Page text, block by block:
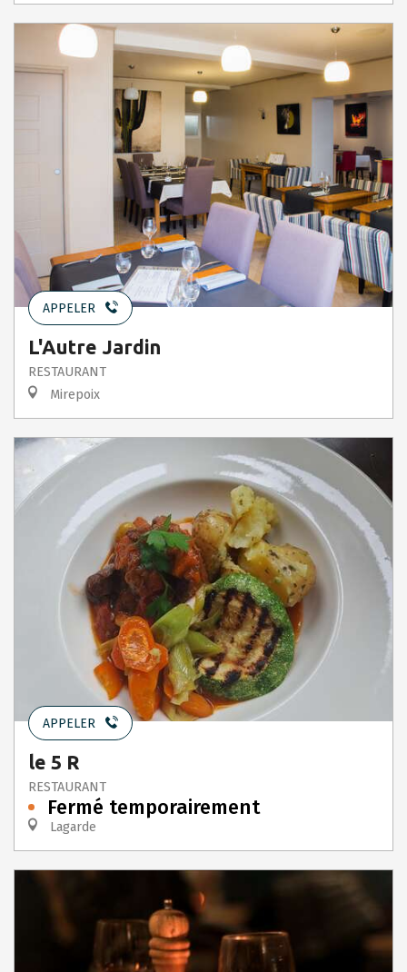
APPELER
L'Autre Jardin
RESTAURANT
Mirepoix
APPELER
le 5 R
RESTAURANT
Fermé temporairement
Lagarde